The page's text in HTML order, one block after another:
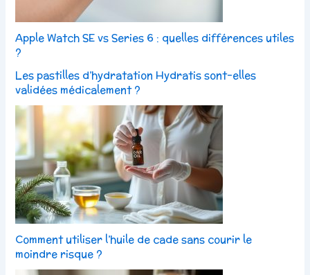
Apple Watch SE vs Series 6 : quelles différences utiles
?
Les pastilles d’hydratation Hydratis sont-elles
validées médicalement ?
Comment utiliser l’huile de cade sans courir le
moindre risque ?